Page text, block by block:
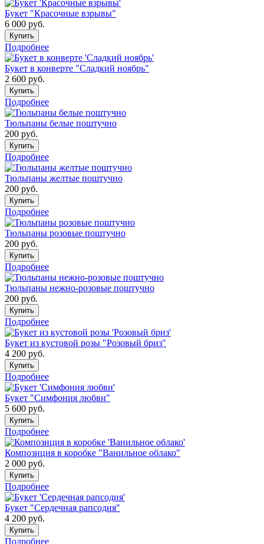
Букет "Красочные взрывы"
6 000 руб.
Купить
Подробнее
Букет в конверте "Сладкий ноябрь"
2 600 руб.
Купить
Подробнее
Тюльпаны белые поштучно
200 руб.
Купить
Подробнее
Тюльпаны желтые поштучно
200 руб.
Купить
Подробнее
Тюльпаны розовые поштучно
200 руб.
Купить
Подробнее
Тюльпаны нежно-розовые поштучно
200 руб.
Купить
Подробнее
Букет из кустовой розы "Розовый бриз"
4 200 руб.
Купить
Подробнее
Букет "Симфония любви"
5 600 руб.
Купить
Подробнее
Композиция в коробке "Ванильное облако"
2 000 руб.
Купить
Подробнее
Букет "Сердечная рапсодия"
4 200 руб.
Купить
Подробнее